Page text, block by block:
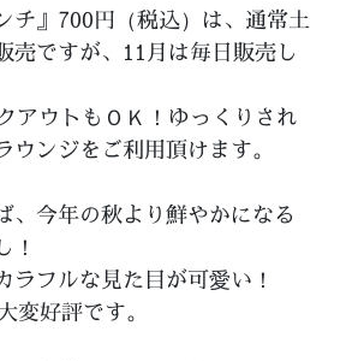
チ』700円（税込）は、通常土
売ですが、11月は毎日販売し
アウトもＯＫ！ゆっくりされ
ウンジをご利用頂けます。
、今年の秋より鮮やかになる
！
ラフルな見た目が可愛い！
変好評です。